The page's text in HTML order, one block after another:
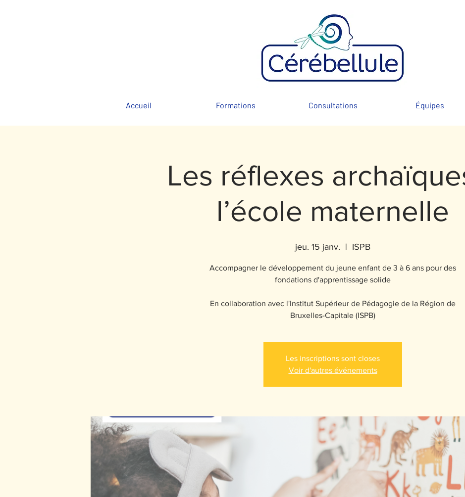
Accueil Formations Consultations Équipes
Les réflexes
l’école maternelle
jeu. 15 janv.
  |
ISPB
Accompagner le développement du jeune enfant de 3 à 6 ans pour des
fondations d'apprentissage solide
En collaboration avec l'Institut Supérieur de Pédagogie de la Région de
Bruxelles-Capitale (ISPB)
Les inscriptions sont closes
Voir d'autres événements